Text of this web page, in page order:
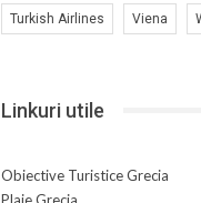
Turkish Airlines Viena
Linkuri utile
Obiective Turistice Grecia
Plaje Grecia